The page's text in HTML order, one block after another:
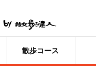
散歩コース